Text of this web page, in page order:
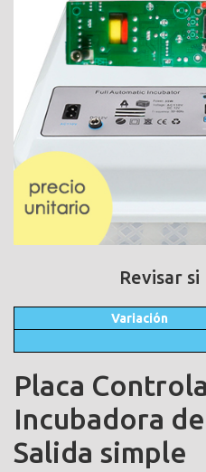
Revisar si
Variación
Placa
Incubadora
Salida simple